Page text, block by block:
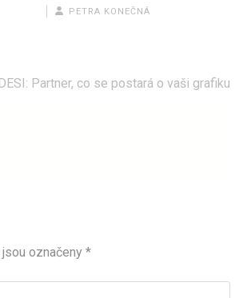
PETRA KONEČNÁ
Partner, co se postará o vaši grafiku
označeny *